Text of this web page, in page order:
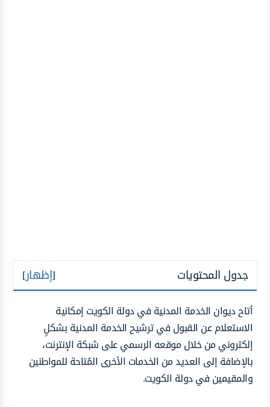
جدول المحتويات [إظهار]
أتاح ديوان الخدمة المدنية في دولة الكويت إمكانية
الاستعلام عن القبول في ترشيح الخدمة المدنية بشكلٍ
إلكتروني من خلال موقعه الرسمي على شبكة الإنترنت،
بالإضافة إلى العديد من الخدمات الأخرى المُتاحة للمواطنين
والمقيمين في دولة الكويت.